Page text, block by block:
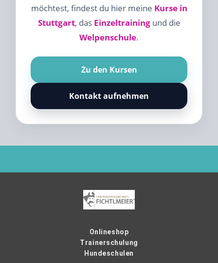
möchtest, findest du hier meine Kurse in
Stuttgart, das Einzeltrainingund die
Welpenschule.
Zu den Kursen
Kontakt aufnehmen
Onlineshop
Trainerschulung
Hundeschulen